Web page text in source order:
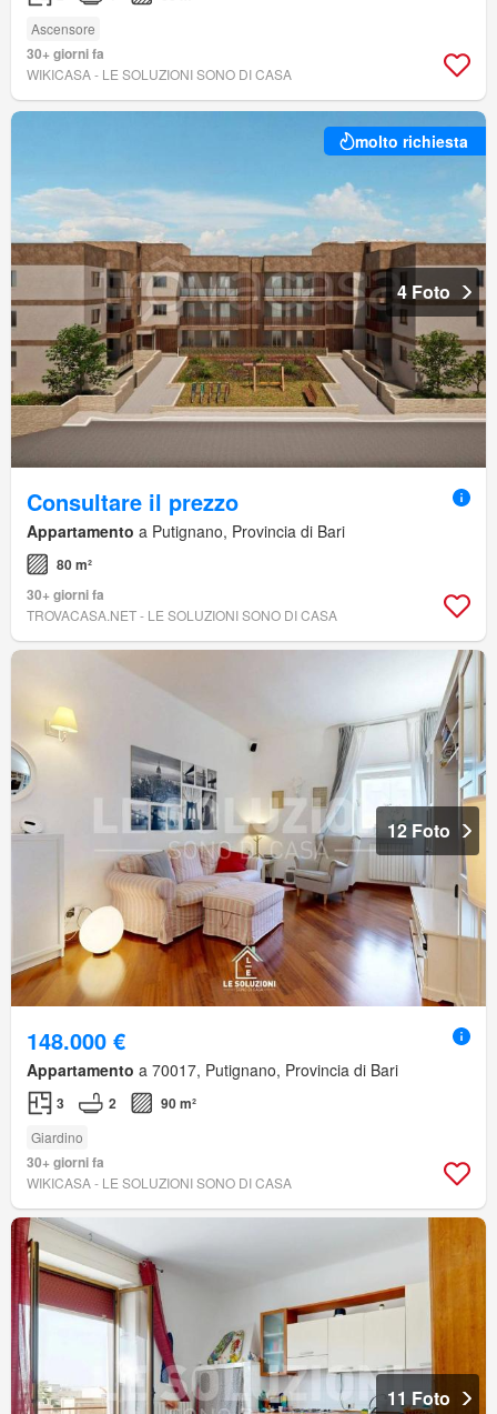
Ascensore
30+ giorni fa
WIKICASA - LE SOLUZIONI SONO DI CASA
molto richiesta
4 Foto
Consultare il prezzo
Appartamento a Putignano, Provincia di Bari
80 m²
30+ giorni fa
TROVACASA.NET - LE SOLUZIONI SONO DI CASA
12 Foto
148.000 €
Appartamento a 70017, Putignano, Provincia di Bari
3 2 90 m²
Giardino
30+ giorni fa
WIKICASA - LE SOLUZIONI SONO DI CASA
11 Foto